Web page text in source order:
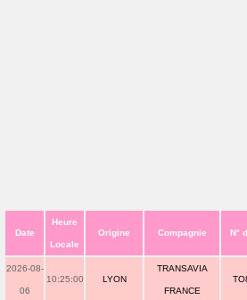
Date
Heure
Locale
Origine Compagnie N°
2026-08-
06
10:25:00 LYON
TRANSAVIA
FRANCE